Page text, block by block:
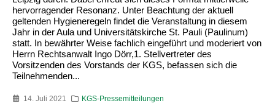
hervorragender Resonanz. Unter Beachtung der aktuell
geltenden Hygieneregeln findet die Veranstaltung in diesem
Jahr in der Aula und Universitätskirche St. Pauli (Paulinum)
statt. In bewährter Weise fachlich eingeführt und moderiert von
Herrn Rechtsanwalt Ingo Dörr,1. Stellvertreter des
Vorsitzenden des Vorstands der KGS, befassen sich die
Teilnehmenden...
14. Juli 2021
KGS-Pressemitteilungen